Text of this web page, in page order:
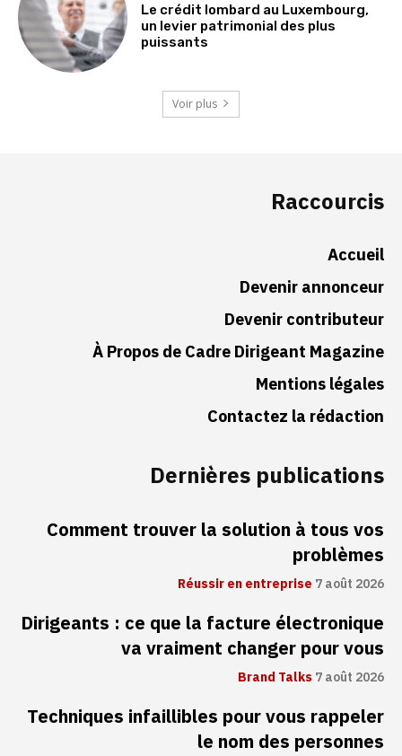
Le crédit lombard au Luxembourg,
un levier patrimonial des plus
puissants
Voir plus
Raccourcis
Accueil
Devenir annonceur
Devenir contributeur
À Propos de Cadre Dirigeant Magazine
Mentions légales
Contactez la rédaction
Dernières publications
Comment trouver la solution à tous vos
problèmes
Réussir en entreprise 7 août 2026
Dirigeants : ce que la facture électronique
va vraiment changer pour vous
Brand Talks7 août 2026
Techniques infaillibles pour vous rappeler
le nom des personnes